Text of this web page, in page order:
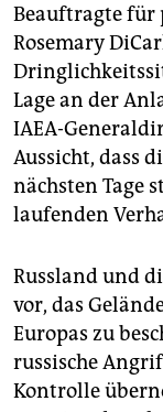
Beauftragte für
Rosemary
Lage an der
IAEA-
Aussicht, dass
nächsten Tage
laufenden
Russland und
vor, das
Europas zu
russische
Kontrolle